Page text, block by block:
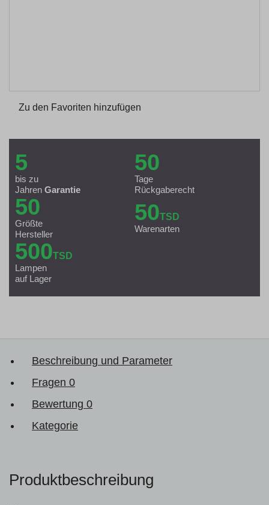
Zu den Favoriten hinzufügen
5
bis zu
Jahren Garantie
50
Tage
Rückgaberecht
50
Größte
Hersteller
50TSD
Warenarten
500TSD
Lampen
auf Lager
Beschreibung und Parameter
Fragen 0
Bewertung 0
Kategorie
Produktbeschreibung